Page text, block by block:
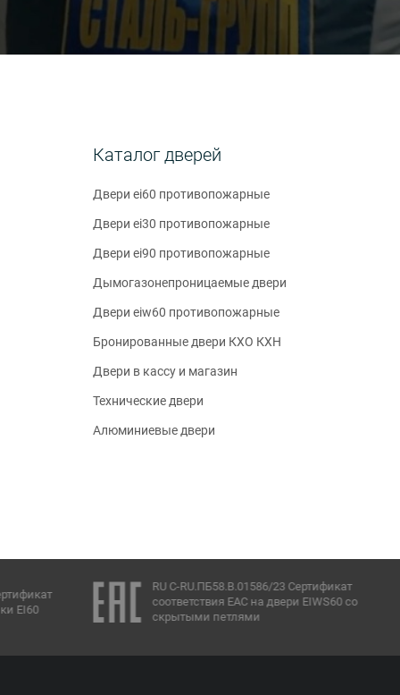
Каталог дверей
Двери ei60 противопожарные
Двери ei30 противопожарные
Двери ei90 противопожарные
Дымогазонепроницаемые двери
Двери eiw60 противопожарные
Бронированные двери КХО КХН
Двери в кассу и магазин
Технические двери
Алюминиевые двери
EI60
RU C-RU.ПБ58.В.01586/23 Сертификат
соответствия ЕАС на двери EIWS60 со
скрытыми петлями